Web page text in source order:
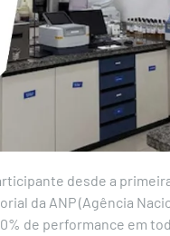
desde a
da ANP (Agência
de performance em